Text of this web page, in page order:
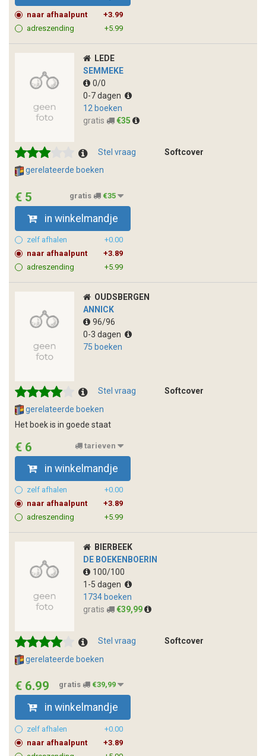
naar afhaalpunt
+3.99
adreszending
+5.99
LEDE
SEMMEKE
0/0
0-7 dagen
12 boeken
gratis
€35
Stel vraag
Softcover
gerelateerde boeken
€ 5 gratis €35
in winkelmandje
zelf afhalen
+0.00
naar afhaalpunt
+3.89
adreszending
+5.99
OUDSBERGEN
ANNICK
96/96
0-3 dagen
75 boeken
Stel vraag
Softcover
gerelateerde boeken
Het boek is in goede staat
€ 6 tarieven
in winkelmandje
zelf afhalen
+0.00
naar afhaalpunt
+3.89
adreszending
+5.99
BIERBEEK
DE BOEKENBOERIN
100/100
1-5 dagen
1734 boeken
gratis
€39,99
Stel vraag
Softcover
gerelateerde boeken
€ 6.99 gratis €39,99
in winkelmandje
zelf afhalen
+0.00
naar afhaalpunt
+3.89